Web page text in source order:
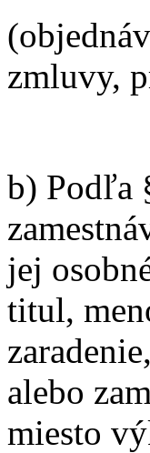
zmluvy,
b) Podľa
jej
titul,
alebo
miesto